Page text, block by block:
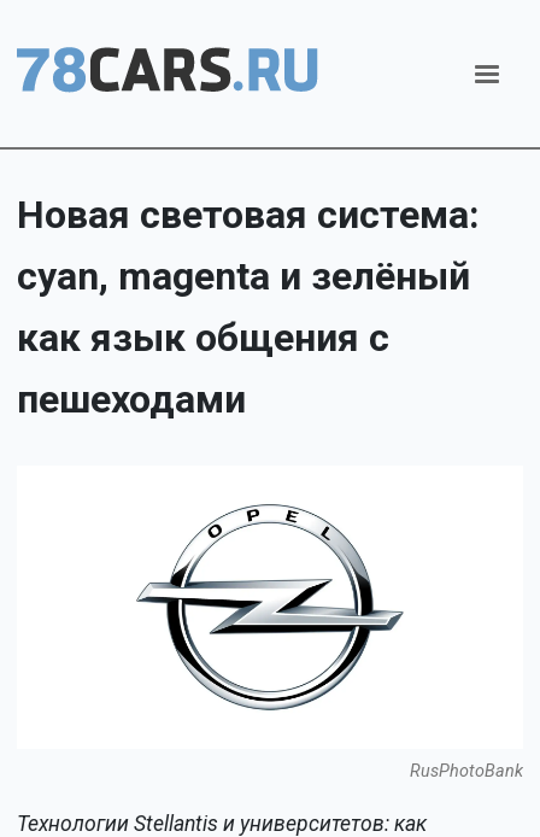
Новая световая система:
cyan, magenta и зелёный
как язык общения с
пешеходами
RusPhotoBank
Технологии Stellantis и университетов: как